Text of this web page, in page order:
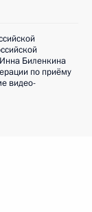
Биленкина
по приёму
видео-